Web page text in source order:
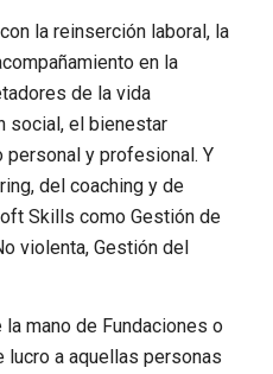
la reinserción laboral, la
en la
de la vida
social, el bienestar
y profesional. Y
del coaching y de
Skills como Gestión de
violenta, Gestión del
mano de Fundaciones o
a aquellas personas